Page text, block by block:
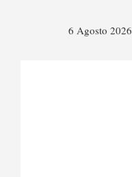
6 Agosto 2026